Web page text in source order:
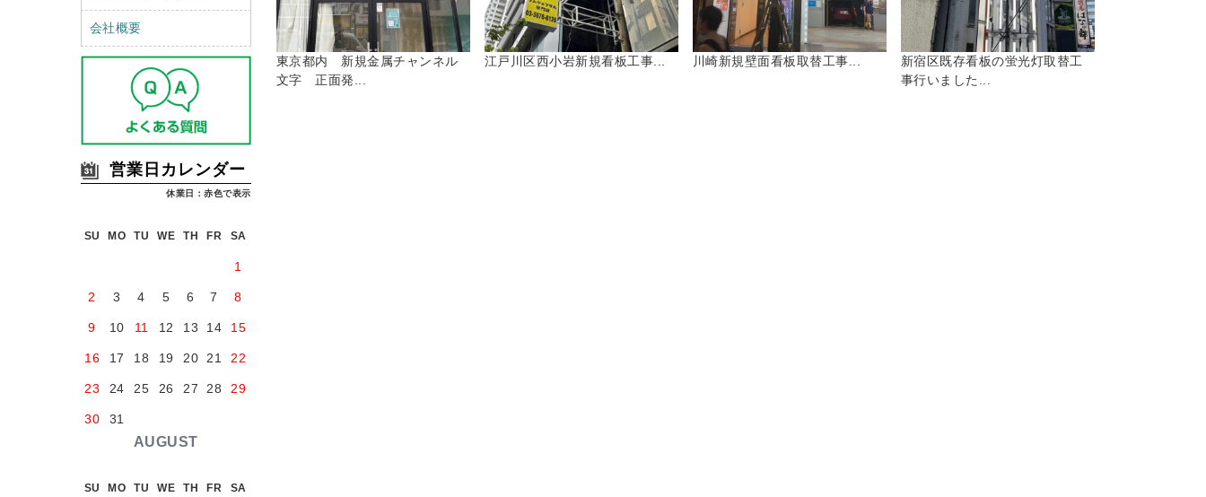
会社概要
営業日カレンダー
休業日：赤色で表示
AUGUST
SU MO TU WE TH FR SA
1
2 3 4 5 6 7 8
9 10 11 12 13 14 15
16 17 18 19 20 21 22
23 24 25 26 27 28 29
30 31
SU MO TU WE TH FR SA
東京都内 新規金属チャンネル
文字 正面発...
江戸川区西小岩新規看板工事... 川崎新規壁面看板取替工事...
新宿区既存看板の蛍光灯取替工
事行いました...